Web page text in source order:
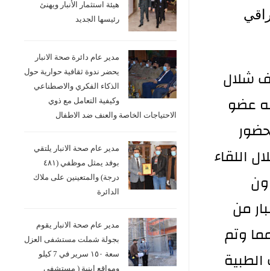
شلال
٢٠٢١ في مكتبه عضو
اللقاء
من
وتم
هيئة استثمار الأنبار ويهنئ
رئيسها الجديد
مدير عام دائرة صحة الانبار
يحضر ندوة ثقافية حوارية حول
الذكاء الفكري والاصطناعي
وكيفية التعامل مع ذوي
الاحتياجات الخاصة والعنف ضد الاطفال
مدير عام صحة الانبار يلتقي
بوفد يمثل موظفي (٤٨١
درجة) والمتعينين على ملاك
الدائرة
مدير عام صحة الانبار يقوم
بجولة شملت مستشفى العزل
سعة ١٥٠ سرير في 7 كيلو
ومواقع ابنية ( مستشفى